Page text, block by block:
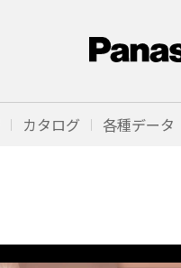
カタログ 各種データ